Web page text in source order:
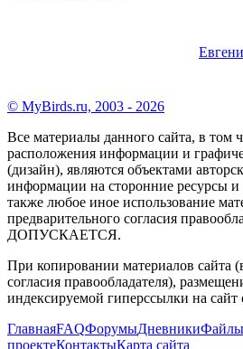
© MyBirds.ru, 2003 - 2026
Все материалы данного сайта, в том
расположения информации и
(дизайн), являются объектами
информации на сторонние ресурсы и
также любое иное использование
предварительного согласия
ДОПУСКАЕТСЯ.
При копировании материалов сайта
согласия правообладателя),
индексируемой гиперссылки на сайт
ГлавнаяFAQФорумыДневникиФайлы
проектеКонтактыКарта сайта